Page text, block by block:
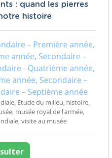
: quand les pierres
histoire
– Première année,
année, Secondaire –
- Quatrième année,
année, Secondaire –
– Septième année
Etude du milieu, histoire,
musée royal de l'armée,
visite au musée